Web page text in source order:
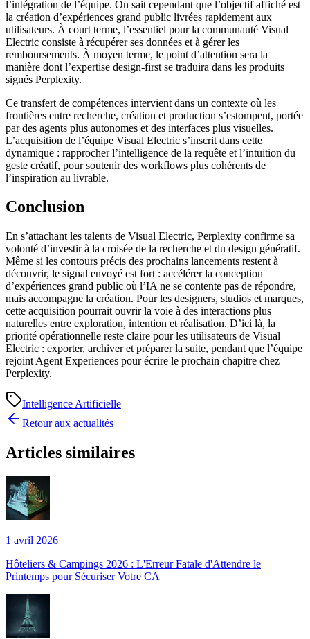
l’intégration de l’équipe. On sait cependant que l’objectif affiché est
la création d’expériences grand public livrées rapidement aux
utilisateurs. À court terme, l’essentiel pour la communauté Visual
Electric consiste à récupérer ses données et à gérer les
remboursements. À moyen terme, le point d’attention sera la
manière dont l’expertise design-first se traduira dans les produits
signés Perplexity.
Ce transfert de compétences intervient dans un contexte où les
frontières entre recherche, création et production s’estompent, portée
par des agents plus autonomes et des interfaces plus visuelles.
L’acquisition de l’équipe Visual Electric s’inscrit dans cette
dynamique : rapprocher l’intelligence de la requête et l’intuition du
geste créatif, pour soutenir des workflows plus cohérents de
l’inspiration au livrable.
Conclusion
En s’attachant les talents de Visual Electric, Perplexity confirme sa
volonté d’investir à la croisée de la recherche et du design génératif.
Même si les contours précis des prochains lancements restent à
découvrir, le signal envoyé est fort : accélérer la conception
d’expériences grand public où l’IA ne se contente pas de répondre,
mais accompagne la création. Pour les designers, studios et marques,
cette acquisition pourrait ouvrir la voie à des interactions plus
naturelles entre exploration, intention et réalisation. D’ici là, la
priorité opérationnelle reste claire pour les utilisateurs de Visual
Electric : exporter, archiver et préparer la suite, pendant que l’équipe
rejoint Agent Experiences pour écrire le prochain chapitre chez
Perplexity.
Intelligence Artificielle
Retour aux actualités
Articles similaires
1 avril 2026
Hôteliers & Campings 2026 : L'Erreur Fatale d'Attendre le
Printemps pour Sécuriser Votre CA